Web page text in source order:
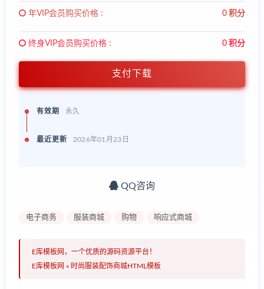
年VIP会员购买价格 : 0 积分
终身VIP会员购买价格 : 0 积分
支付下载
有效期 永久
最近更新 2026年01月23日
QQ咨询
电子商务 服装商城 购物 响应式商城
E库模板网，一个优质的源码资源平台！
E库模板网 » 时尚服装配饰商城HTML模板